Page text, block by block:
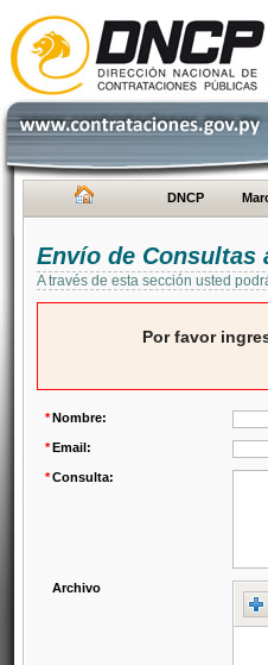
DNCP
Envío de Consultas
A través de esta sección usted
Por favor
*Nombre:
*Email:
*Consulta:
Archivo